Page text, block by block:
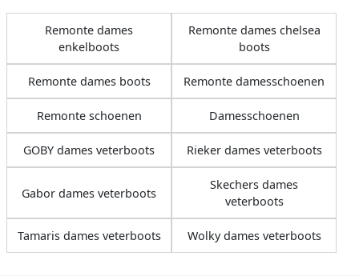
Remonte dames
enkelboots
Remonte dames chelsea
boots
Remonte dames boots Remonte damesschoenen
Remonte schoenen Damesschoenen
GOBY dames veterboots Rieker dames veterboots
Gabor dames veterboots
Skechers dames
veterboots
Tamaris dames veterboots Wolky dames veterboots